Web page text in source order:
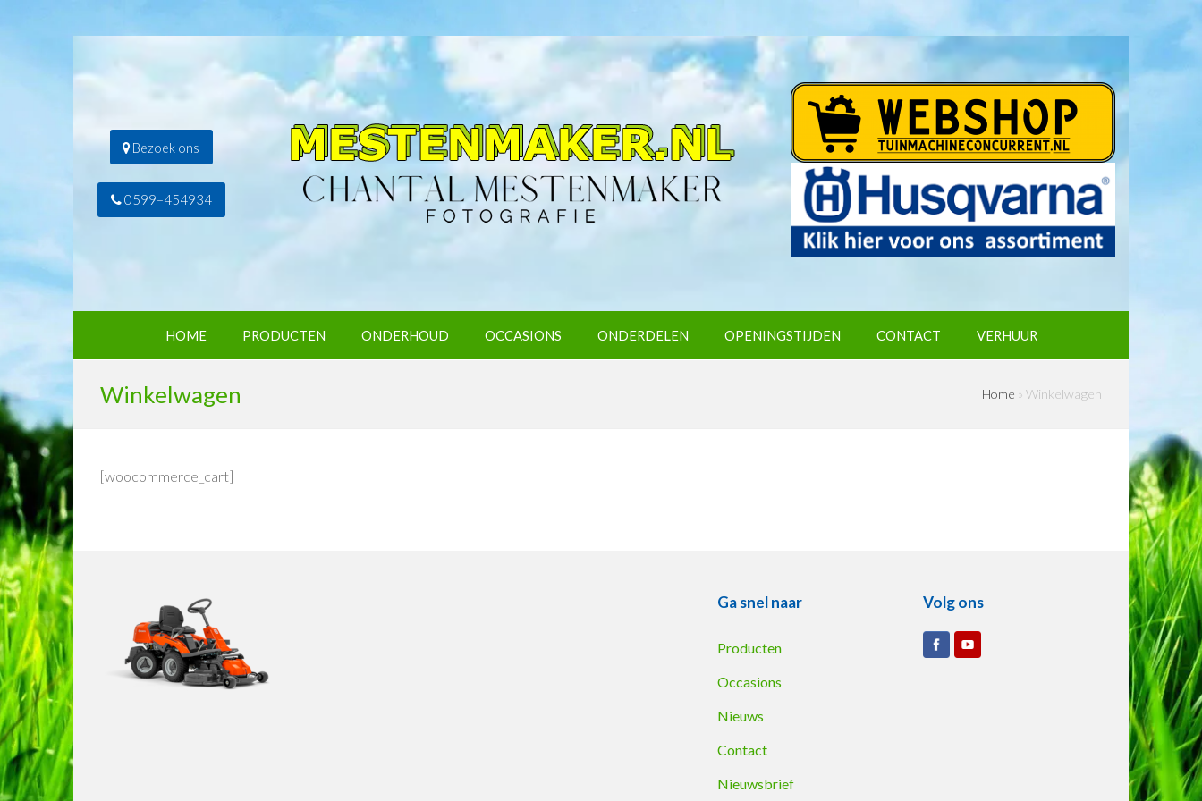
Bezoek ons
0599–454934
HOME PRODUCTEN ONDERHOUD OCCASIONS ONDERDELEN OPENINGSTIJDEN CONTACT VERHUUR
Winkelwagen Home » Winkelwagen
[woocommerce_cart]
Ga snel naar
Producten
Occasions
Nieuws
Contact
Nieuwsbrief
Volg ons